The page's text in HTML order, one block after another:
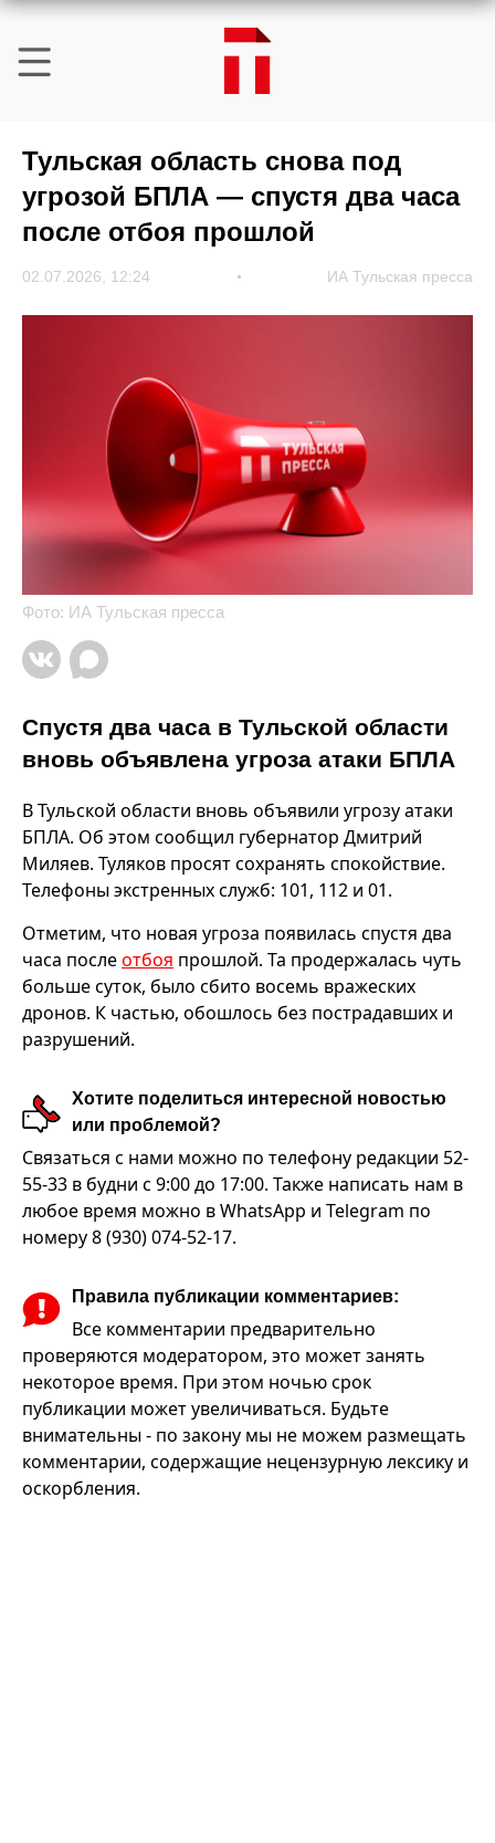
Тульская область снова под
угрозой БПЛА — спустя два часа
после отбоя прошлой
02.07.2026, 12:24 ИА Тульская пресса
Фото: ИА Тульская пресса
Спустя два часа в Тульской области
вновь объявлена угроза атаки БПЛА
В Тульской области вновь объявили угрозу атаки
БПЛА. Об этом сообщил губернатор Дмитрий
Миляев. Туляков просят сохранять спокойствие.
Телефоны экстренных служб: 101, 112 и 01.
Отметим, что новая угроза появилась спустя два
часа послеотбоя прошлой. Та продержалась чуть
больше суток, было сбито восемь вражеских
дронов. К частью, обошлось без пострадавших и
разрушений.
Хотите поделиться интересной новостью
или проблемой?
Связаться с нами можно по телефону редакции 52-
55-33 в будни с 9:00 до 17:00. Также написать нам в
любое время можно в WhatsApp и Telegram по
номеру 8 (930) 074-52-17.
Правила публикации комментариев:
Все комментарии предварительно
проверяются модератором, это может занять
некоторое время. При этом ночью срок
публикации может увеличиваться. Будьте
внимательны - по закону мы не можем размещать
комментарии, содержащие нецензурную лексику и
оскорбления.